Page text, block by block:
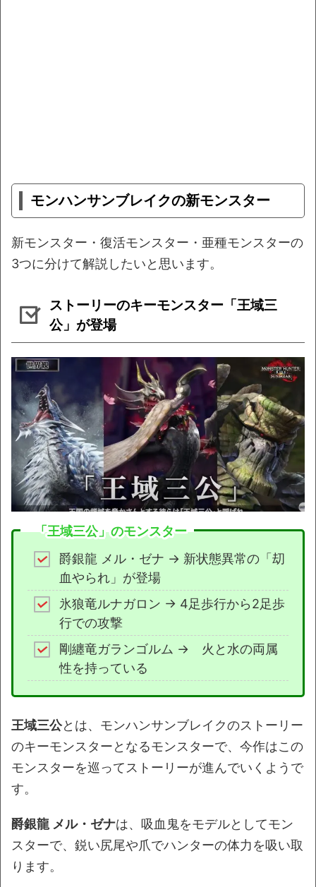
モンハンサンブレイクの新モンスター
新モンスター・復活モンスター・亜種モンスターの
3つに分けて解説したいと思います。
ストーリーのキーモンスター「王域三
公」が登場
「王域三公」のモンスター
爵銀龍 メル・ゼナ → 新状態異常の「刧
血やられ」が登場
氷狼竜ルナガロン → 4足歩行から2足歩
行での攻撃
剛纏竜ガランゴルム → 火と水の両属
性を持っている
王域三公とは、モンハンサンブレイクのストーリー
のキーモンスターとなるモンスターで、今作はこの
モンスターを巡ってストーリーが進んでいくようで
す。
爵銀龍 メル・ゼナは、吸血鬼をモデルとしてモン
スターで、鋭い尻尾や爪でハンターの体力を吸い取
ります。